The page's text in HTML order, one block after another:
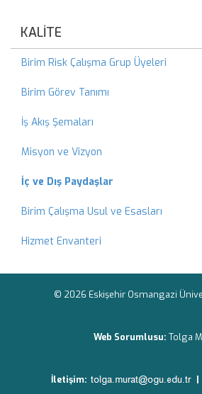
KALİTE
Birim Risk Çalışma Grup Üyeleri
Birim Görev Tanımı
İş Akış Şemaları
Misyon ve Vizyon
İç ve Dış Paydaşlar
Birim Çalışma Usul ve Esasları
Hizmet Envanteri
© 2026 Eskişehir Osmangazi
Web Sorumlusu: Tolga
İletişim: |